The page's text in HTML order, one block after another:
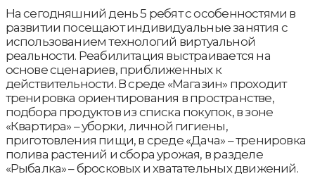
На сегодняшний день 5 ребят с особенностями в
развитии посещают индивидуальные занятия с
использованием технологий виртуальной
реальности. Реабилитация выстраивается на
основе сценариев, приближенных к
действительности. В среде «Магазин» проходит
тренировка ориентирования в пространстве,
подбора продуктов из списка покупок, в зоне
«Квартира» – уборки, личной гигиены,
приготовления пищи, в среде «Дача» – тренировка
полива растений и сбора урожая, в разделе
«Рыбалка» – бросковых и хватательных движений.